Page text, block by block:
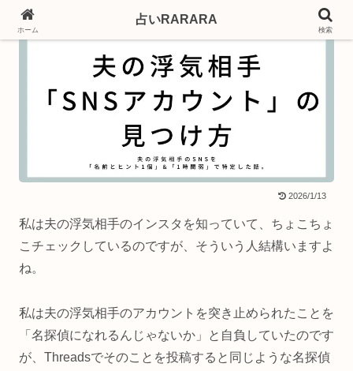
2026/1/13
私は夫の浮気相手のインスタを知っていて、ちょこちょ
こチェックしているのですが、そういう人結構いますよ
ね。
私は夫の浮気相手のアカウントを突き止められたことを
「名探偵になれるんじゃないか」と自負していたのです
が、Threadsでそのことを投稿すると同じような名探偵
ホーム
占いRARARA
検索